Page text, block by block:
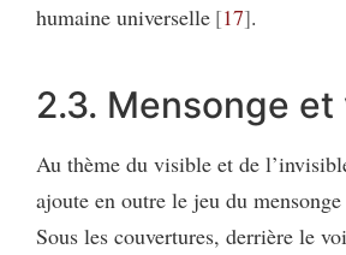
humaine universelle 17 .
2.3. Mensonge
Au thème du visible et de
ajoute en outre le jeu du
Sous les couvertures, derrière le